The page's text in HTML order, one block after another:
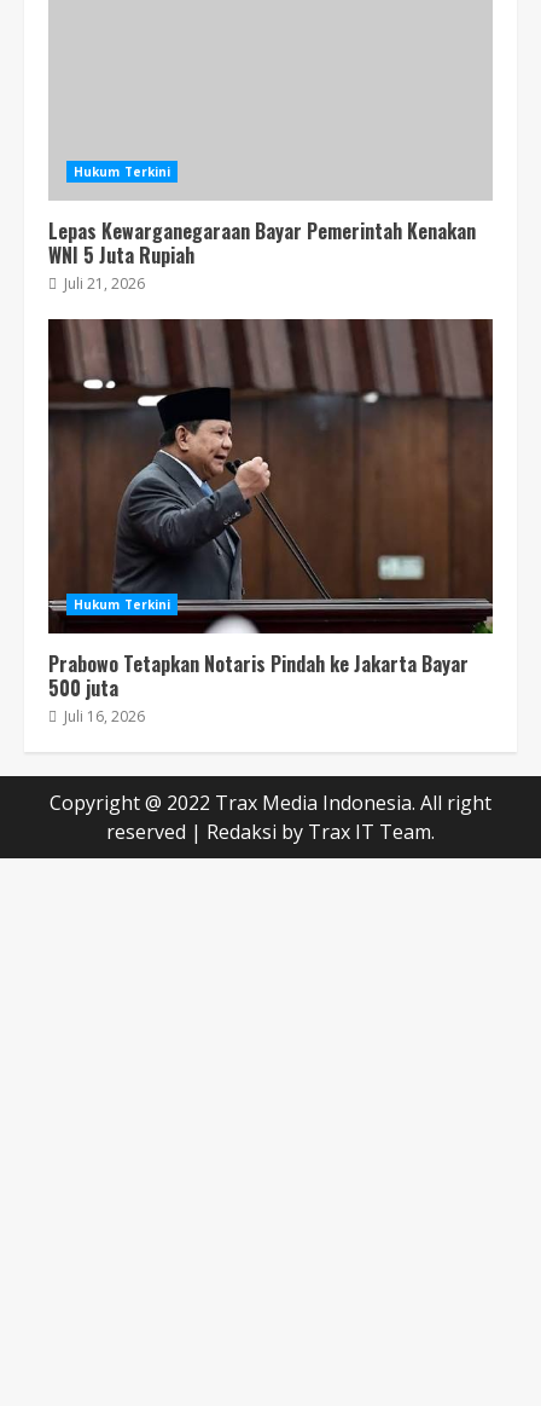
Hukum Terkini
Lepas Kewarganegaraan Bayar Pemerintah Kenakan
WNI 5 Juta Rupiah
Juli 21, 2026
Hukum Terkini
Prabowo Tetapkan Notaris Pindah ke Jakarta Bayar
500 juta
Juli 16, 2026
Copyright @ 2022 Trax Media Indonesia. All right
reserved | Redaksi by Trax IT Team.